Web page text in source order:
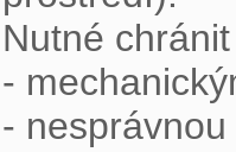
Nutné
-
-